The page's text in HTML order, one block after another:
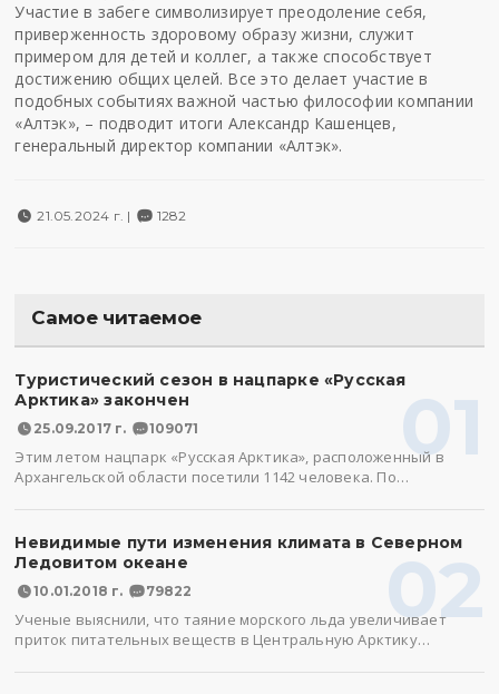
Участие в забеге символизирует преодоление себя,
приверженность здоровому образу жизни, служит
примером для детей и коллег, а также способствует
достижению общих целей. Все это делает участие в
подобных событиях важной частью философии компании
«Алтэк», – подводит итоги Александр Кашенцев,
генеральный директор компании «Алтэк».
21.05.2024 г. | 1282
Самое читаемое
01
Туристический сезон в нацпарке «Русская
Арктика» закончен
25.09.2017 г. 109071
Этим летом нацпарк «Русская Арктика», расположенный в
Архангельской области посетили 1142 человека. По…
02
Невидимые пути изменения климата в Северном
Ледовитом океане
10.01.2018 г. 79822
Ученые выяснили, что таяние морского льда увеличивает
приток питательных веществ в Центральную Арктику…